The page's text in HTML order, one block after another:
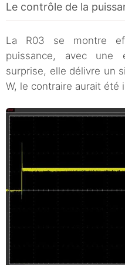
Le contrôle de la
La R03 se montre
puissance, avec une
surprise, elle délivre un
W, le contraire aurait été